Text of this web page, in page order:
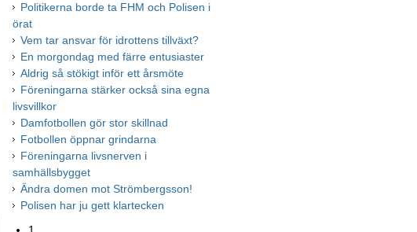
Politikerna borde ta FHM och Polisen i
örat
Vem tar ansvar för idrottens tillväxt?
En morgondag med färre entusiaster
Aldrig så stökigt inför ett årsmöte
Föreningarna stärker också sina egna
livsvillkor
Damfotbollen gör stor skillnad
Fotbollen öppnar grindarna
Föreningarna livsnerven i
samhällsbygget
Ändra domen mot Strömbergsson!
Polisen har ju gett klartecken